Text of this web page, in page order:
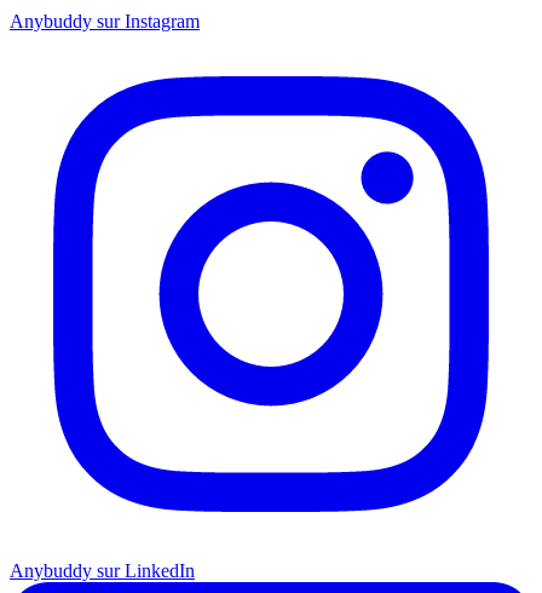
Anybuddy sur Instagram
Anybuddy sur LinkedIn